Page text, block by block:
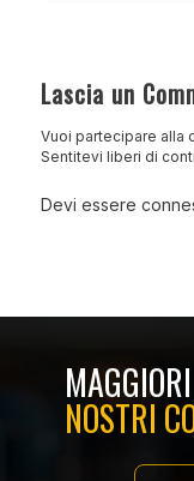
Lascia un
Vuoi partecipare alla
Sentitevi liberi di
Devi essere
NOSTRI